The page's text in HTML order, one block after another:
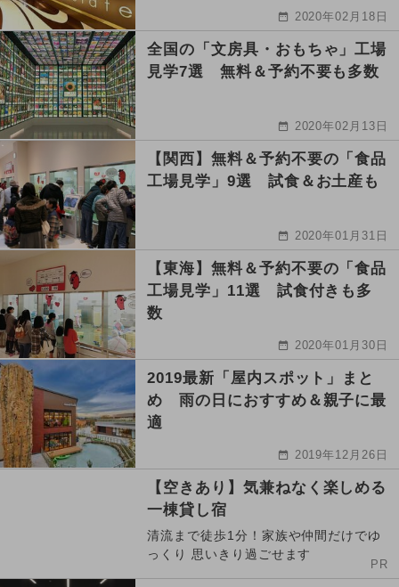
2020年02月18日
全国の「文房具・おもちゃ」工場
見学7選 無料＆予約不要も多数
2020年02月13日
【関西】無料＆予約不要の「食品
工場見学」9選 試食＆お土産も
2020年01月31日
【東海】無料＆予約不要の「食品
工場見学」11選 試食付きも多
数
2020年01月30日
2019最新「屋内スポット」まと
め 雨の日におすすめ＆親子に最
適
2019年12月26日
【空きあり】気兼ねなく楽しめる
一棟貸し宿
清流まで徒歩1分！家族や仲間だけでゆ
っくり 思いきり過ごせます
PR